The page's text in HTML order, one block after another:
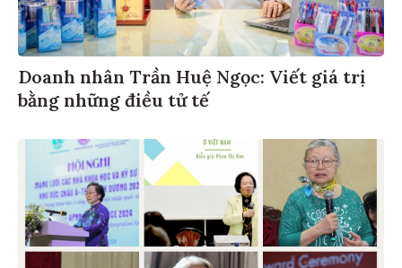
Doanh nhân Trần Huệ Ngọc: Viết giá trị
bằng những điều tử tế